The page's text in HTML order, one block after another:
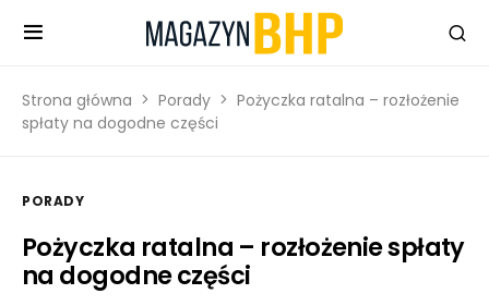
Strona główna Porady
Pożyczka ratalna – rozłożenie
spłaty na dogodne części
PORADY
Pożyczka ratalna – rozłożenie spłaty
na dogodne części